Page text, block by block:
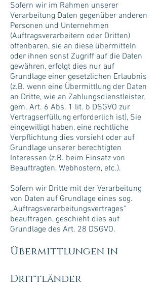
Sofern wir im Rahmen unserer
Verarbeitung Daten gegenüber anderen
Personen und Unternehmen
(Auftragsverarbeitern oder Dritten)
offenbaren, sie an diese übermitteln
oder ihnen sonst Zugriff auf die Daten
gewähren, erfolgt dies nur auf
Grundlage einer gesetzlichen Erlaubnis
(z.B. wenn eine Übermittlung der Daten
an Dritte, wie an Zahlungsdienstleister,
gem. Art. 6 Abs. 1 lit. b DSGVO zur
Vertragserfüllung erforderlich ist), Sie
eingewilligt haben, eine rechtliche
Verpflichtung dies vorsieht oder auf
Grundlage unserer berechtigten
Interessen (z.B. beim Einsatz von
Beauftragten, Webhostern, etc.).
Sofern wir Dritte mit der Verarbeitung
von Daten auf Grundlage eines sog.
„Auftragsverarbeitungsvertrages“
beauftragen, geschieht dies auf
Grundlage des Art. 28 DSGVO.
Übermittlungen in
Drittländer